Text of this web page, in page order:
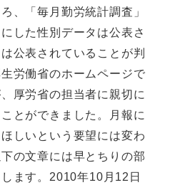
、「毎月勤労統計調査」
した性別データは公表さ
公表されていることが判
労働省のホームページで
厚労省の担当者に親切に
とができました。月報に
しいという要望には変わ
の文章には早とちりの部
ます。2010年10月12日